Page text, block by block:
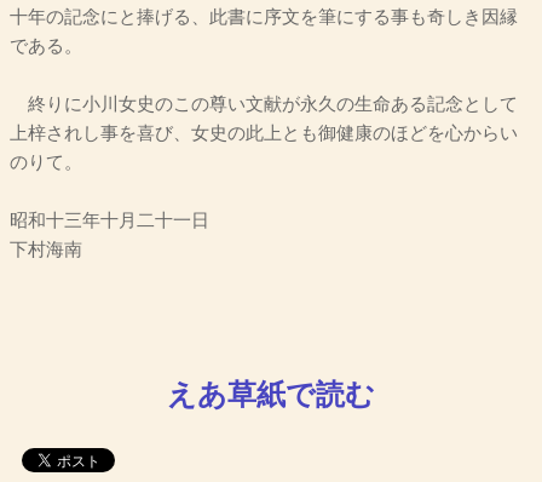
十年の記念にと捧げる、此書に序文を筆にする事も奇しき因縁
である。
終りに小川女史のこの尊い文献が永久の生命ある記念として
上梓されし事を喜び、女史の此上とも御健康のほどを心からい
のりて。
昭和十三年十月二十一日
下村海南
えあ草紙で読む